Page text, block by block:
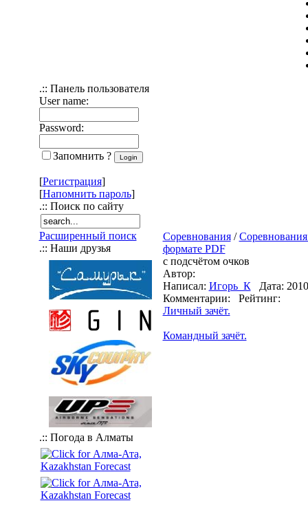
.:: Панель пользователя
User name:
Password:
Запомнить ?
[Регистрация]
[Напомнить пароль]
.:: Поиск по сайту
Расширенный поиск
.:: Наши друзья
.:: Погода в Алматы
Соревнования/
формате PDF
с подсчётом очков
Автор:
Написал: Игорь_КДата:
Комментарии: Рейтинг:
Личный зачёт.
Командный зачёт.